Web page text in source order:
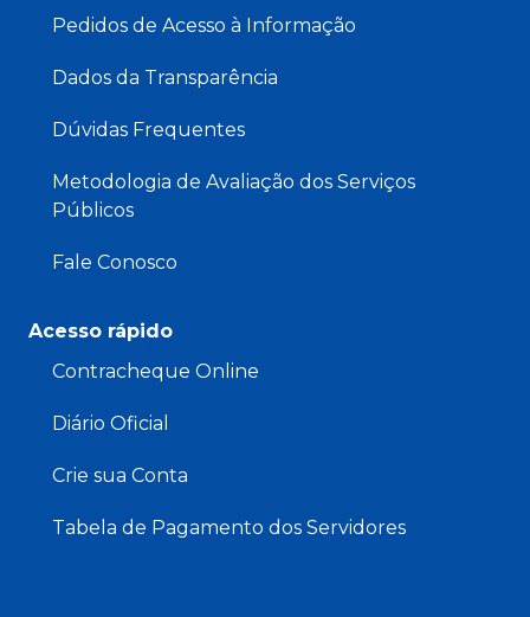
Pedidos de Acesso à Informação
Dados da Transparência
Dúvidas Frequentes
Metodologia de Avaliação dos Serviços
Públicos
Fale Conosco
Acesso rápido
Contracheque Online
Diário Oficial
Crie sua Conta
Tabela de Pagamento dos Servidores